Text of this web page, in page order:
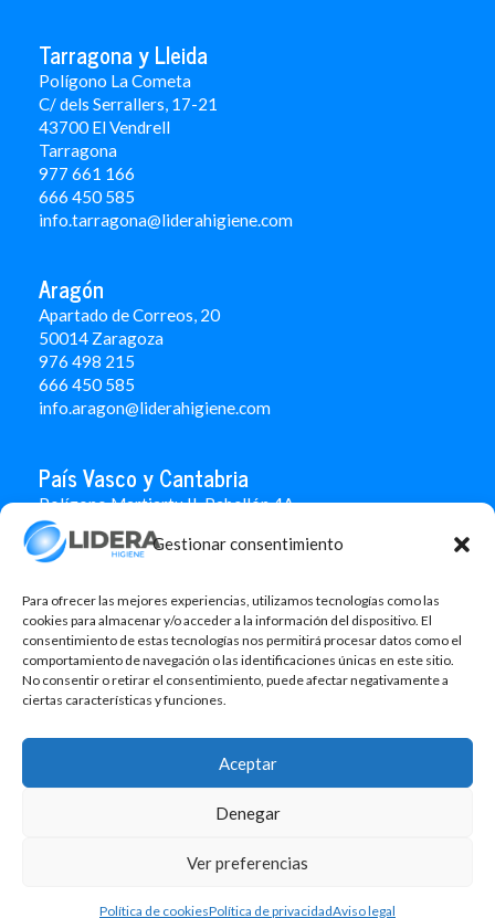
Gestionar consentimiento
Para ofrecer las mejores experiencias, utilizamos tecnologías como las
cookies para almacenar y/o acceder a la información del dispositivo. El
consentimiento de estas tecnologías nos permitirá procesar datos como el
comportamiento de navegación o las identificaciones únicas en este sitio.
No consentir o retirar el consentimiento, puede afectar negativamente a
ciertas características y funciones.
Aceptar
Denegar
Ver preferencias
Política de cookiesPolítica de privacidadAviso legal
Tarragona y Lleida
Polígono La Cometa
C/ dels Serrallers, 17-21
43700 El Vendrell
Tarragona
977 661 166
666 450 585
info.tarragona@liderahigiene.com
Aragón
Apartado de Correos, 20
50014 Zaragoza
976 498 215
666 450 585
info.aragon@liderahigiene.com
País Vasco y Cantabria
Polígono Martiartu II. Pabellón 4A
48480 Arrigorriaga
Bizkaia
666 451 184
info.paisvasco@liderahigiene.com
Linked In
©2026 Lidera Higiene, S.L. Todos los derechos reservados.